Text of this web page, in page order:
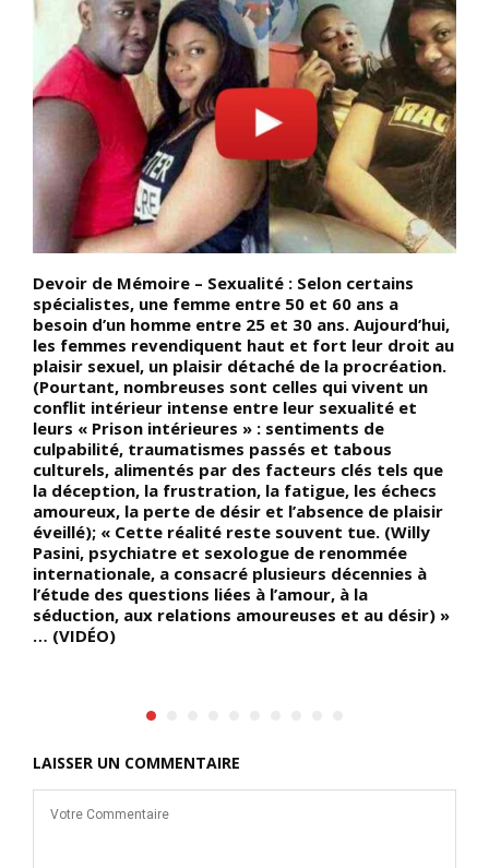
Devoir de Mémoire – Sexualité : Selon certains
spécialistes, une femme entre 50 et 60 ans a
besoin d’un homme entre 25 et 30 ans. Aujourd’hui,
les femmes revendiquent haut et fort leur droit au
plaisir sexuel, un plaisir détaché de la procréation.
(Pourtant, nombreuses sont celles qui vivent un
conflit intérieur intense entre leur sexualité et
leurs « Prison intérieures » : sentiments de
culpabilité, traumatismes passés et tabous
culturels, alimentés par des facteurs clés tels que
la déception, la frustration, la fatigue, les échecs
amoureux, la perte de désir et l’absence de plaisir
éveillé); « Cette réalité reste souvent tue. (Willy
Pasini, psychiatre et sexologue de renommée
internationale, a consacré plusieurs décennies à
l’étude des questions liées à l’amour, à la
séduction, aux relations amoureuses et au désir) »
… (VIDÉO)
LAISSER UN COMMENTAIRE